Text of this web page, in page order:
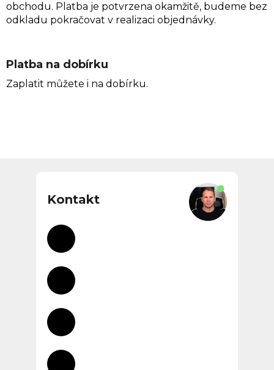
obchodu. Platba je potvrzena okamžitě, budeme bez
odkladu pokračovat v realizaci objednávky.
Platba na dobírku
Zaplatit můžete i na dobírku.
Kontakt